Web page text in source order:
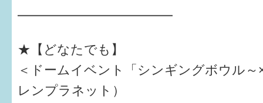
━━━━━━━━━━━━
★【どなたでも】
＜ドームイベント「シンギングボウル～
レンプラネット）